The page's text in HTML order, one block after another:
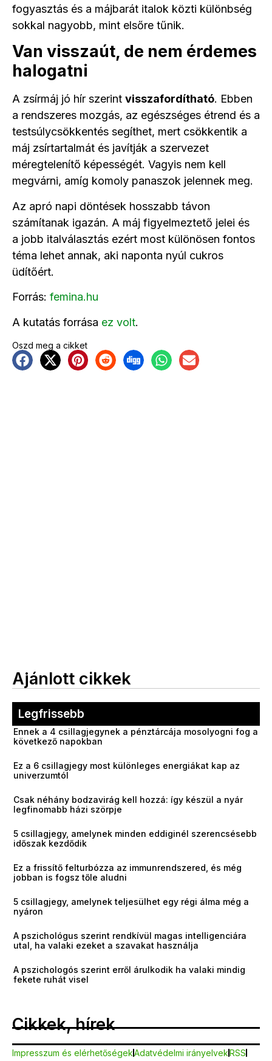
fogyasztás és a májbarát italok közti különbség
sokkal nagyobb, mint elsőre tűnik.
Van visszaút, de nem érdemes
halogatni
A zsírmáj jó hír szerint visszafordítható. Ebben
a rendszeres mozgás, az egészséges étrend és a
testsúlycsökkentés segíthet, mert csökkentik a
máj zsírtartalmát és javítják a szervezet
méregtelenítő képességét. Vagyis nem kell
megvárni, amíg komoly panaszok jelennek meg.
Az apró napi döntések hosszabb távon
számítanak igazán. A máj figyelmeztető jelei és
a jobb italválasztás ezért most különösen fontos
téma lehet annak, aki naponta nyúl cukros
üdítőért.
Forrás: femina.hu
A kutatás forrása ez volt.
Oszd meg a cikket
Ajánlott cikkek
Legfrissebb
Ennek a 4 csillagjegynek a pénztárcája mosolyogni fog a
következő napokban
Ez a 6 csillagjegy most különleges energiákat kap az
univerzumtól
Csak néhány bodzavirág kell hozzá: így készül a nyár
legfinomabb házi szörpje
5 csillagjegy, amelynek minden eddiginél szerencsésebb
időszak kezdődik
Ez a frissítő felturbózza az immunrendszered, és még
jobban is fogsz tőle aludni
5 csillagjegy, amelynek teljesülhet egy régi álma még a
nyáron
A pszichológus szerint rendkívül magas intelligenciára
utal, ha valaki ezeket a szavakat használja
A pszichologós szerint erről árulkodik ha valaki mindig
fekete ruhát visel
Cikkek, hírek
Impresszum és elérhetőségekAdatvédelmi irányelvekRSS